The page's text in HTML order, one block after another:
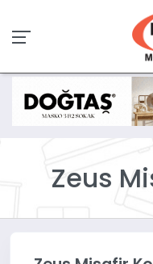
Zeus